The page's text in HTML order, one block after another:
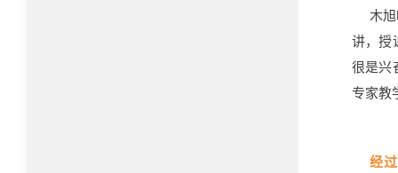
木
讲，授
很是兴
专家教
经